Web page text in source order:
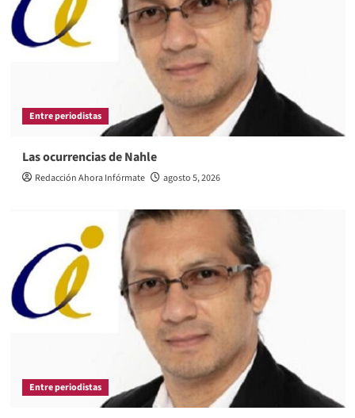
Entre periodistas
Las ocurrencias de Nahle
Redacción Ahora Infórmate agosto 5, 2026
Entre periodistas